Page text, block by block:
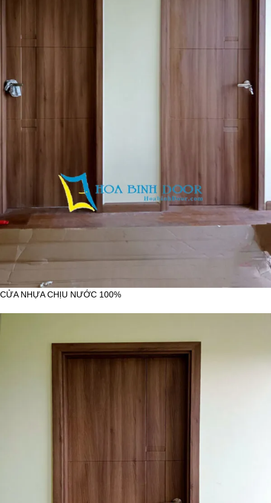
CỬA NHỰA CHỊU NƯỚC 100%